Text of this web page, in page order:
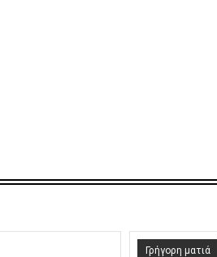
Γρήγορη ματιά